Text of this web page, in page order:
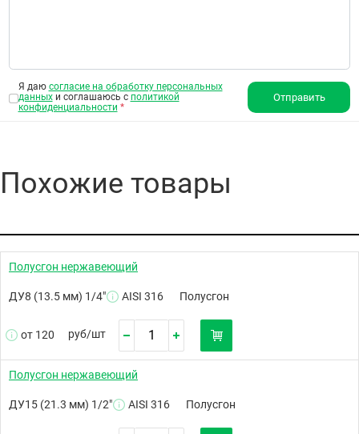
Я даю согласие на обработку персональных
данныхи соглашаюсь с политикой
конфиденциальности *
Отправить
Похожие товары
Полусгон нержавеющий
ДУ8 (13.5 мм) 1/4" AISI 316 Полусгон
от 120 руб/шт
Полусгон нержавеющий
ДУ15 (21.3 мм) 1/2" AISI 316 Полусгон